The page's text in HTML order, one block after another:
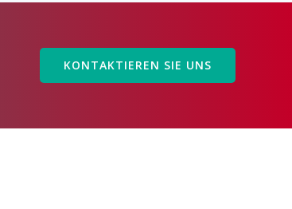
KONTAKTIEREN SIE UNS